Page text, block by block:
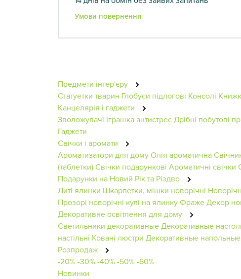
Умови повернення
Предмети інтер'єру
Статуетки тварин Глобуси підлогові Консолі
Канцелярія і гаджети
Зволожувачі Іграшка антистресДрібні побутові
Гаджети
Свічки і аромати
Ароматизатори для домуОлія ароматична
(таблетки)Свічки подарункові Ароматичні свічки
Подарунки на Новий Рік та Різдво
Литі ялинки Шкарпетки, мішки новорічні
Прозорі новорічні кулі на ялинкуФражеДекор
Декоративне освітлення для дому
Светильники декоративныеДекоративные
настільні Ковані люстри Декоративные
Розпродаж
-20%-30%-40%-50%-60%
Новинки